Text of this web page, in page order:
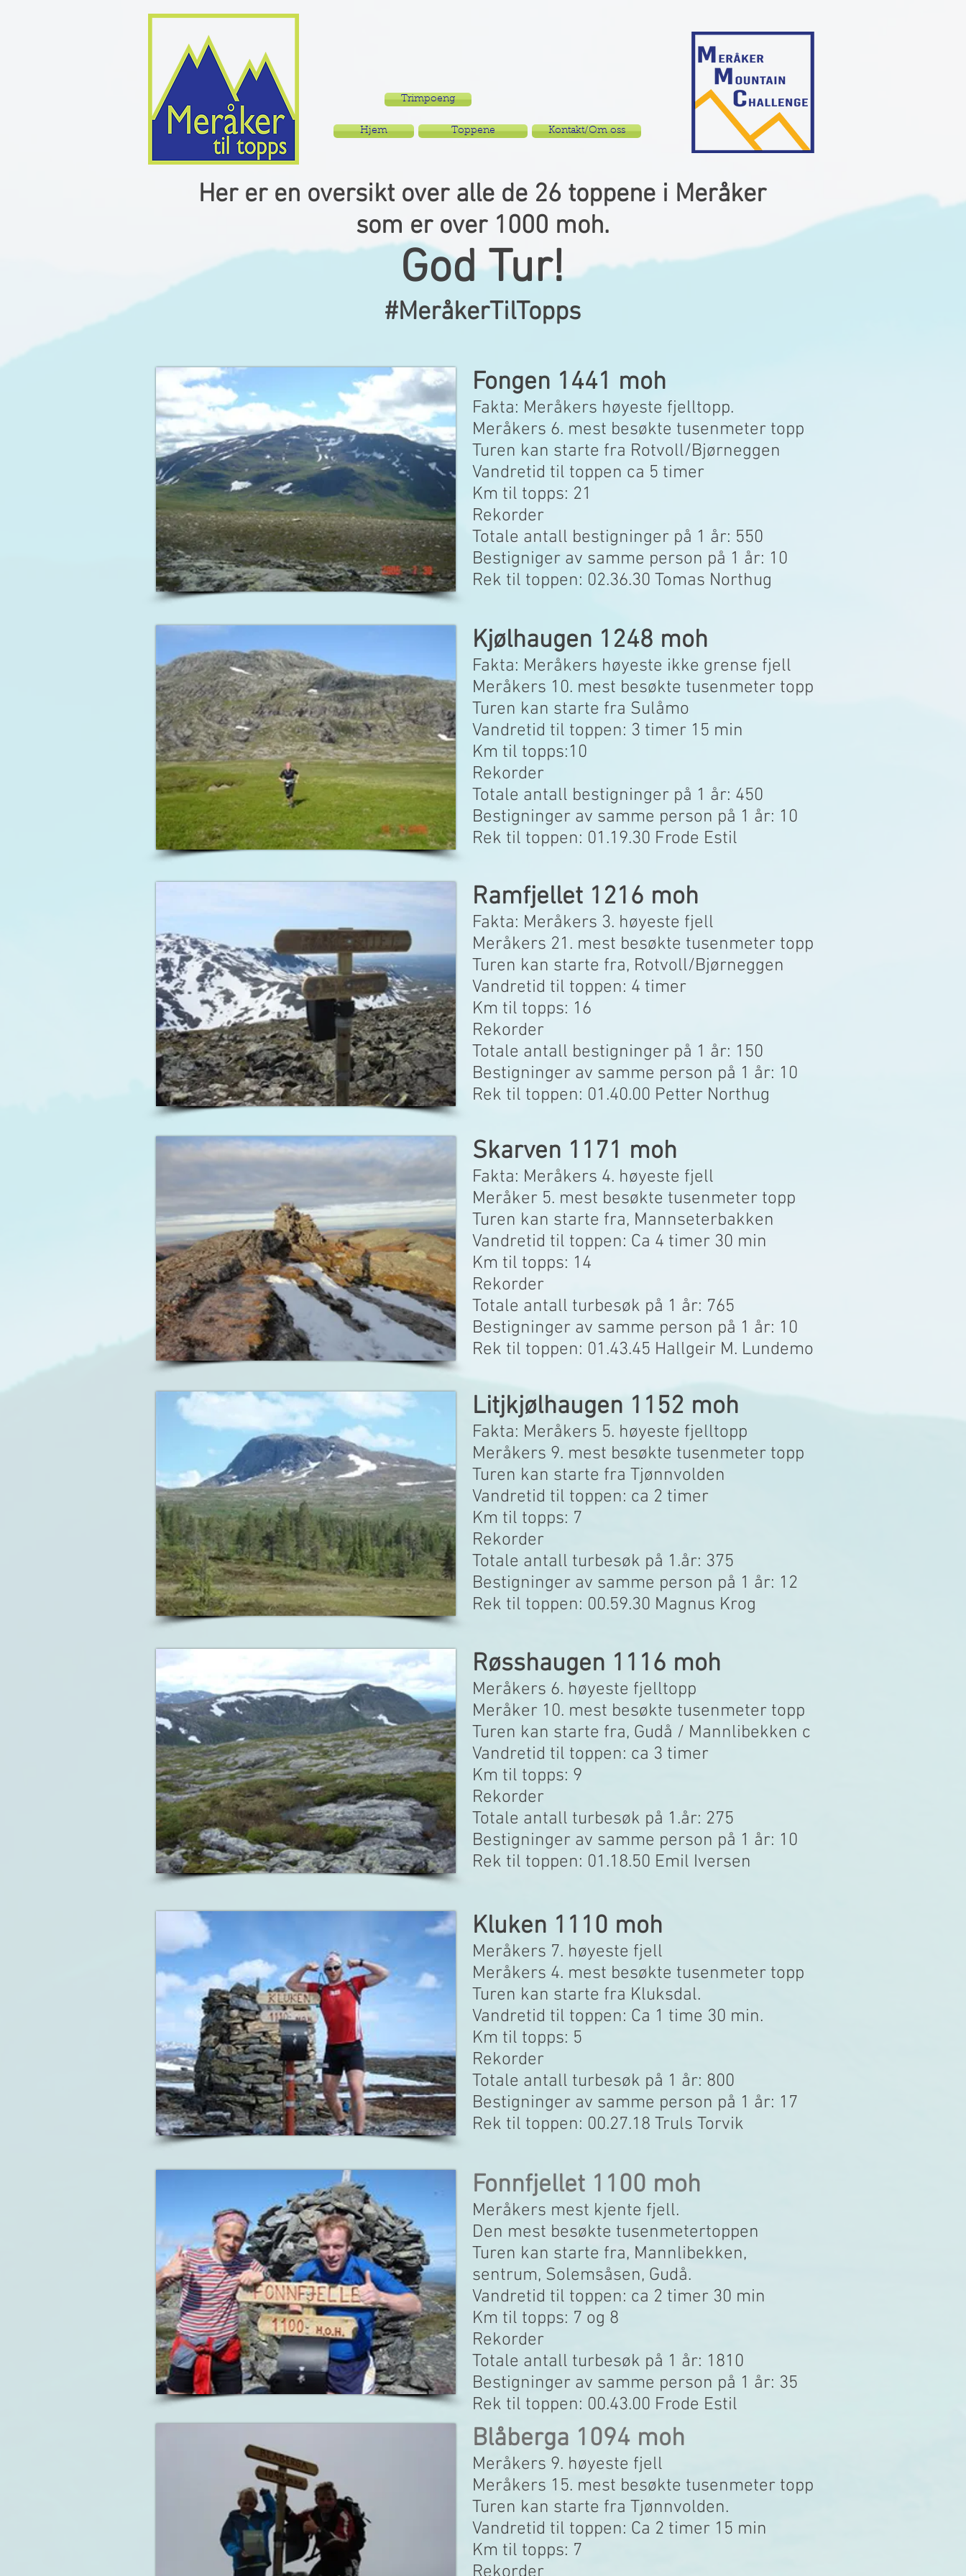
Trimpoeng
Hjem Toppene Kontakt/Om oss
Her er en oversikt over alle de 26 toppene i Meråker
som er over 1000 moh.
God Tur!
#MeråkerTilTopps
Fongen 1441 moh
Fakta: Meråkers høyeste fjelltopp.
Meråkers 6. mest besøkte tusenmeter topp
Turen kan starte fra Rotvoll/Bjørneggen
Vandretid til toppen ca 5 timer
Km til topps: 21
Rekorder
Totale antall bestigninger på 1 år: 550
Bestigniger av samme person på 1 år: 10
Rek til toppen: 02.36.30 Tomas Northug
Kjølhaugen 1248 moh
Fakta: Meråkers høyeste ikke grense fjell
Meråkers 10. mest besøkte tusenmeter topp
Turen kan starte fra Sulåmo
Vandretid til toppen: 3 timer 15 min
Km til topps:10
Rekorder
Totale antall bestigninger på 1 år: 450
Bestigninger av samme person på 1 år: 10
Rek til toppen: 01.19.30 Frode Estil
Ramfjellet 1216 moh
Fakta: Meråkers 3. høyeste fjell
Meråkers 21. mest besøkte tusenmeter topp
Turen kan starte fra, Rotvoll/Bjørneggen
Vandretid til toppen: 4 timer
Km til topps: 16
Rekorder
Totale antall bestigninger på 1 år: 150
Bestigninger av samme person på 1 år: 10
Rek til toppen: 01.40.00 Petter Northug
Skarven 1171 moh
Fakta: Meråkers 4. høyeste fjell
Meråker 5. mest besøkte tusenmeter topp
Turen kan starte fra, Mannseterbakken
Vandretid til toppen: Ca 4 timer 30 min
Km til topps: 14
Rekorder
Totale antall turbesøk på 1 år: 765
Bestigninger av samme person på 1 år: 10
Rek til toppen: 01.43.45 Hallgeir M. Lundemo
Litjkjølhaugen 1152 moh
Fakta: Meråkers 5. høyeste fjelltopp
Meråkers 9. mest besøkte tusenmeter topp
Turen kan starte fra Tjønnvolden
Vandretid til toppen: ca 2 timer
Km til topps: 7
Rekorder
Totale antall turbesøk på 1.år: 375
Bestigninger av samme person på 1 år: 12
Rek til toppen: 00.59.30 Magnus Krog
Røsshaugen 1116 moh
Meråkers 6. høyeste fjelltopp
Meråker 10. mest besøkte tusenmeter topp
Turen kan starte fra, Gudå / Mannlibekken c
Vandretid til toppen: ca 3 timer
Km til topps: 9
Rekorder
Totale antall turbesøk på 1.år: 275
Bestigninger av samme person på 1 år: 10
Rek til toppen: 01.18.50 Emil Iversen
Kluken 1110 moh
Meråkers 7. høyeste fjell
Meråkers 4. mest besøkte tusenmeter topp
Turen kan starte fra Kluksdal.
Vandretid til toppen: Ca 1 time 30 min.
Km til topps: 5
Rekorder
Totale antall turbesøk på 1 år: 800
Bestigninger av samme person på 1 år: 17
Rek til toppen: 00.27.18 Truls Torvik
Fonnfjellet 1100 moh
Meråkers mest kjente fjell.
Den mest besøkte tusenmetertoppen
Turen kan starte fra, Mannlibekken,
sentrum, Solemsåsen, Gudå.
Vandretid til toppen: ca 2 timer 30 min
Km til topps: 7 og 8
Rekorder
Totale antall turbesøk på 1 år: 1810
Bestigninger av samme person på 1 år: 35
Rek til toppen: 00.43.00 Frode Estil
Blåberga 1094 moh
Meråkers 9. høyeste fjell
Meråkers 15. mest besøkte tusenmeter topp
Turen kan starte fra Tjønnvolden.
Vandretid til toppen: Ca 2 timer 15 min
Km til topps: 7